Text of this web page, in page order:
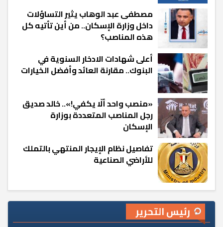
مصطفى عبد الوهاب يثير التساؤلات
داخل وزارة الإسكان.. من أين تأتيه كل
هذه المناصب؟
أعلى شهادات الادخار السنوية في
البنوك.. مقارنة العائد وأفضل الخيارات
«منصب واحد ألّا يكفي!».. خالد صديق
رجل المناصب المتعددة بوزارة
الإسكان
تفاصيل نظام الإيجار المنتهي بالتملك
للأراضي الصناعية
رئيس التحرير